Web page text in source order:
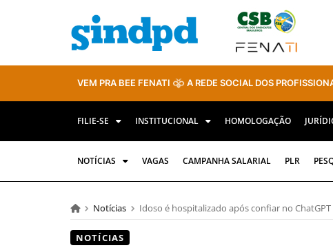
VEM PRA BEE FENATI A REDE SOCIAL DOS
FILIE-SE INSTITUCIONAL HOMOLOGAÇÃO
NOTÍCIAS VAGAS CAMPANHA SALARIAL PLR
Notícias Idoso é hospitalizado após confiar no ChatGPT
NOTÍCIAS